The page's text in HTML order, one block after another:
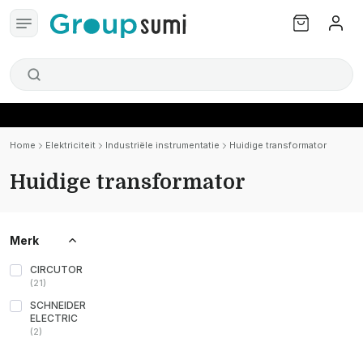
Home Elektriciteit Industriële instrumentatie Huidige transformator
Huidige transformator
Merk
CIRCUTOR
(21)
SCHNEIDER
ELECTRIC
(2)